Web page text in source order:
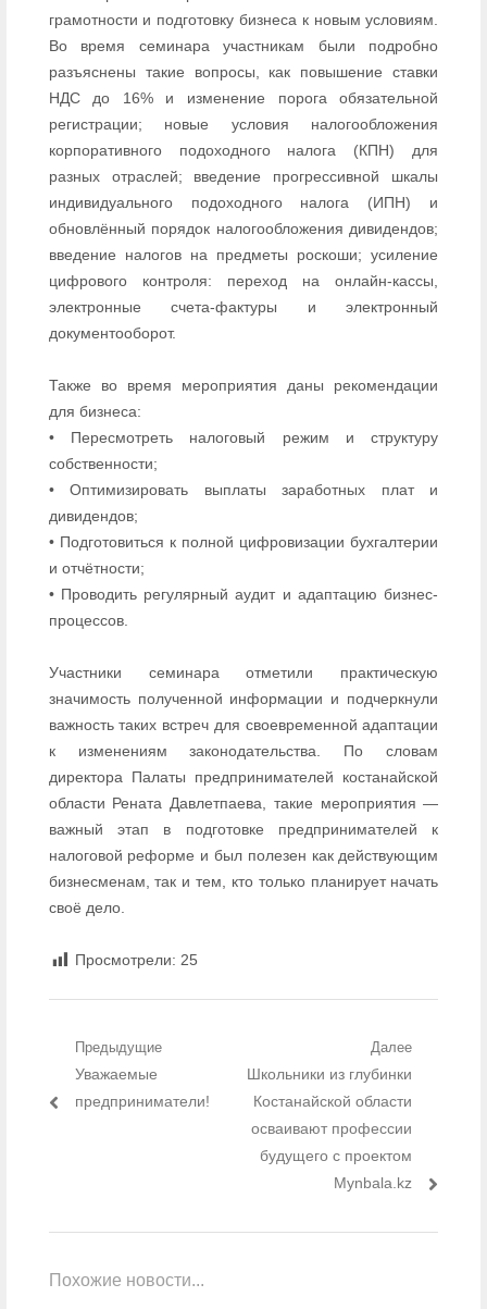
грамотности и подготовку бизнеса к новым условиям.
Во время семинара участникам были подробно
разъяснены такие вопросы, как повышение ставки
НДС до 16% и изменение порога обязательной
регистрации; новые условия налогообложения
корпоративного подоходного налога (КПН) для
разных отраслей; введение прогрессивной шкалы
индивидуального подоходного налога (ИПН) и
обновлённый порядок налогообложения дивидендов;
введение налогов на предметы роскоши; усиление
цифрового контроля: переход на онлайн-кассы,
электронные счета-фактуры и электронный
документооборот.
Также во время мероприятия даны рекомендации
для бизнеса:
• Пересмотреть налоговый режим и структуру
собственности;
• Оптимизировать выплаты заработных плат и
дивидендов;
• Подготовиться к полной цифровизации бухгалтерии
и отчётности;
• Проводить регулярный аудит и адаптацию бизнес-
процессов.
Участники семинара отметили практическую
значимость полученной информации и подчеркнули
важность таких встреч для своевременной адаптации
к изменениям законодательства. По словам
директора Палаты предпринимателей костанайской
области Рената Давлетпаева, такие мероприятия —
важный этап в подготовке предпринимателей к
налоговой реформе и был полезен как действующим
бизнесменам, так и тем, кто только планирует начать
своё дело.
Просмотрели: 25
Навигация по записям
Предыдущие
Предыдущий пост:
Уважаемые
предприниматели!
Далее
Следующий пост:
Школьники из глубинки
Костанайской области
осваивают профессии
будущего с проектом
Mynbala.kz
Похожие новости...